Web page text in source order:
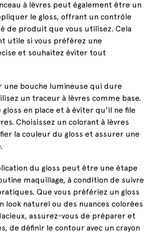
à lèvres peut également être un
le gloss, offrant un contrôle
de produit que vous utilisez. Cela
utile si vous préférez une
et souhaitez éviter tout
une bouche lumineuse qui dure
un traceur à lèvres comme base.
gloss en place et à éviter qu'il ne file
Choisissez un colorant à lèvres
la couleur du gloss et assurer une
du gloss peut être une étape
maquillage, à condition de suivre
Que vous préfériez un gloss
look naturel ou des nuances colorées
assurez-vous de préparer et
de définir le contour avec un crayon